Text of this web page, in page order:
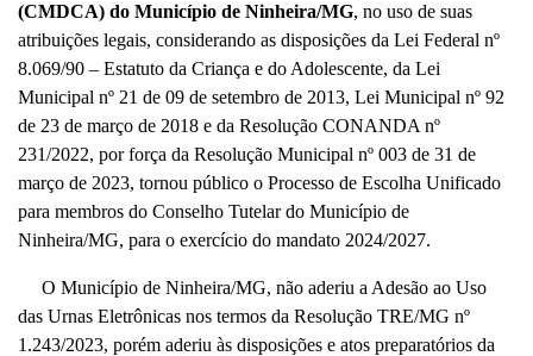
(CMDCA) do Município de Ninheira/MG, no uso de suas
atribuições legais, considerando as disposições da Lei Federal nº
8.069/90 – Estatuto da Criança e do Adolescente, da Lei
Municipal nº 21 de 09 de setembro de 2013, Lei Municipal nº 92
de 23 de março de 2018 e da Resolução CONANDA nº
231/2022, por força da Resolução Municipal nº 003 de 31 de
março de 2023, tornou público o Processo de Escolha Unificado
para membros do Conselho Tutelar do Município de
Ninheira/MG, para o exercício do mandato 2024/2027.
O Município de Ninheira/MG, não aderiu a Adesão ao Uso
das Urnas Eletrônicas nos termos da Resolução TRE/MG nº
1.243/2023, porém aderiu às disposições e atos preparatórios da